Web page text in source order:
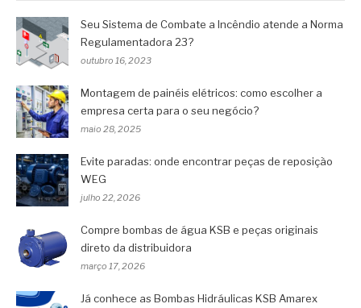
Seu Sistema de Combate a Incêndio atende a Norma
Regulamentadora 23?
outubro 16, 2023
Montagem de painéis elétricos: como escolher a
empresa certa para o seu negócio?
maio 28, 2025
Evite paradas: onde encontrar peças de reposição
WEG
julho 22, 2026
Compre bombas de água KSB e peças originais
direto da distribuidora
março 17, 2026
Já conhece as Bombas Hidráulicas KSB Amarex